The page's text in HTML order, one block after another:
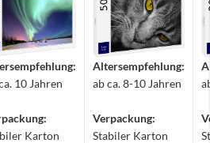
10 Jahren
Karton
Altersempfehlung:
ab ca. 8-10 Jahren
Verpackung:
Stabiler Karton